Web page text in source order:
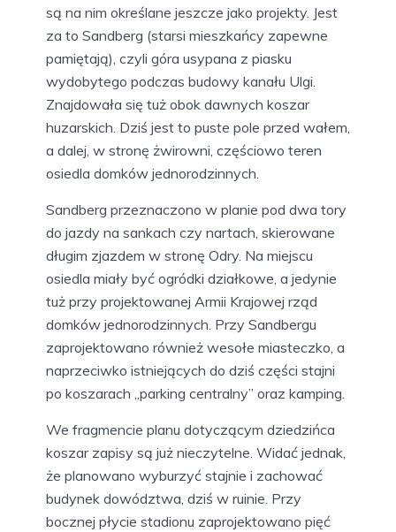
są na nim określane jeszcze jako projekty. Jest
za to Sandberg (starsi mieszkańcy zapewne
pamiętają), czyli góra usypana z piasku
wydobytego podczas budowy kanału Ulgi.
Znajdowała się tuż obok dawnych koszar
huzarskich. Dziś jest to puste pole przed wałem,
a dalej, w stronę żwirowni, częściowo teren
osiedla domków jednorodzinnych.
Sandberg przeznaczono w planie pod dwa tory
do jazdy na sankach czy nartach, skierowane
długim zjazdem w stronę Odry. Na miejscu
osiedla miały być ogródki działkowe, a jedynie
tuż przy projektowanej Armii Krajowej rząd
domków jednorodzinnych. Przy Sandbergu
zaprojektowano również wesołe miasteczko, a
naprzeciwko istniejących do dziś części stajni
po koszarach „parking centralny” oraz kamping.
We fragmencie planu dotyczącym dziedzińca
koszar zapisy są już nieczytelne. Widać jednak,
że planowano wyburzyć stajnie i zachować
budynek dowództwa, dziś w ruinie. Przy
bocznej płycie stadionu zaprojektowano pięć